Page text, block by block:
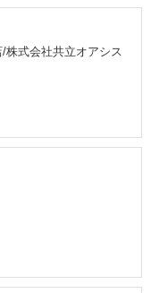
式会社共立オアシス